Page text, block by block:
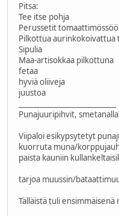
Pitsa:
Tee itse pohja
Perussetit tomaattimössöö
Pilkottua aurinkokoivattua
Sipulia
Maa-artisokkaa pilkottuna
fetaa
hyviä oliiveja
juustoa
Punajuuripihvit,
Viipaloi esikypsytetyt
kuorruta muna/
paista kauniin
tarjoa muussin/
Tälläistä tuli ensimmäisenä